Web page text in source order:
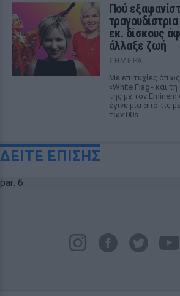
Πού
εκ. δίσκους
άλλαξε ζωή
ΣΉΜΕΡΑ
Με επιτυχίες
«White Flag» και
της με τον
έγινε μία από τις
των 00s
ΔΕΙΤΕ ΕΠΙΣΗΣ
par: 6